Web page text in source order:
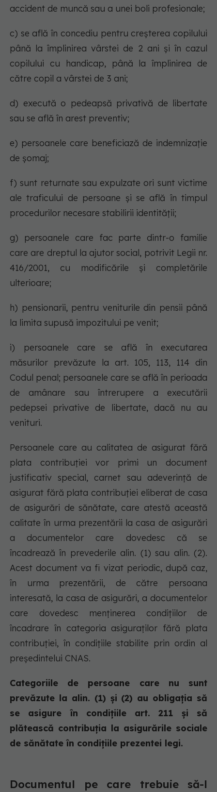
accident de muncă sau a unei boli profesionale;
c) se află în concediu pentru creşterea copilului
până la împlinirea vârstei de 2 ani şi în cazul
copilului cu handicap, până la împlinirea de
către copil a vârstei de 3 ani;
d) execută o pedeapsă privativă de libertate
sau se află în arest preventiv;
e) persoanele care beneficiază de indemnizaţie
de şomaj;
f) sunt returnate sau expulzate ori sunt victime
ale traficului de persoane şi se află în timpul
procedurilor necesare stabilirii identităţii;
g) persoanele care fac parte dintr-o familie
care are dreptul la ajutor social, potrivit Legii nr.
416/2001, cu modificările şi completările
ulterioare;
h) pensionarii, pentru veniturile din pensii până
la limita supusă impozitului pe venit;
i) persoanele care se află în executarea
măsurilor prevăzute la art. 105, 113, 114 din
Codul penal; persoanele care se află în perioada
de amânare sau întrerupere a executării
pedepsei privative de libertate, dacă nu au
venituri.
Persoanele care au calitatea de asigurat fără
plata contribuţiei vor primi un document
justificativ special, carnet sau adeverinţă de
asigurat fără plata contribuţiei eliberat de casa
de asigurări de sănătate, care atestă această
calitate în urma prezentării la casa de asigurări
a documentelor care dovedesc că se
încadrează în prevederile alin. (1) sau alin. (2).
Acest document va fi vizat periodic, după caz,
în urma prezentării, de către persoana
interesată, la casa de asigurări, a documentelor
care dovedesc menţinerea condiţiilor de
încadrare în categoria asiguraţilor fără plata
contribuţiei, în condiţiile stabilite prin ordin al
preşedintelui CNAS.
Categoriile de persoane care nu sunt
prevăzute la alin. (1) şi (2) au obligaţia să
se asigure în condiţiile art. 211 şi să
plătească contribuţia la asigurările sociale
de sănătate în condiţiile prezentei legi.
Documentul pe care trebuie să-l